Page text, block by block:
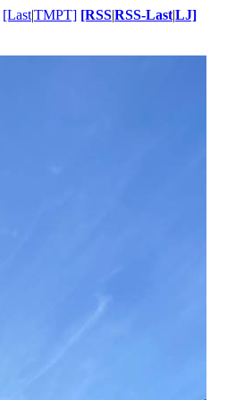
[Last|TMPT] [RSS|RSS-Last|LJ]